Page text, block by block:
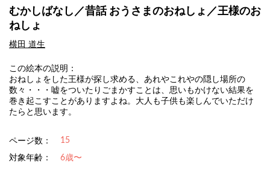
むかしばなし／昔話 おうさまのおねしょ／王様のお
ねしょ
横田 道生
この絵本の説明：
おねしょをした王様が探し求める、あれやこれやの隠し場所の
数々・・・嘘をついたりごまかすことは、思いもかけない結果を
巻き起こすことがありますよね。大人も子供も楽しんでいただけ
たらと思います。
ページ数： 15
対象年齢：
6歳〜